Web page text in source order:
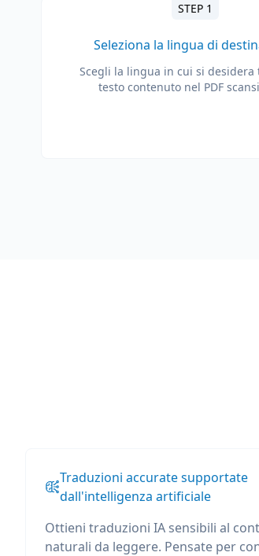
STEP 1
Seleziona la lingua di
Scegli la lingua in cui si
testo contenuto nel PDF
Traduzioni accurate supportate
dall'intelligenza artificiale
Ottieni traduzioni IA sensibili al
naturali da leggere. Pensate per